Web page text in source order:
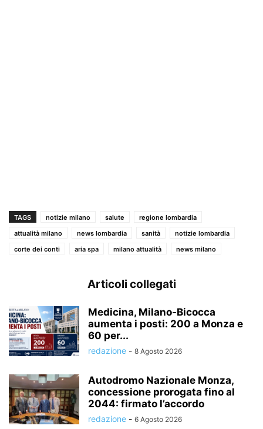
TAGS notizie milano salute
regione lombardia
attualità milano
news lombardia sanità
notizie lombardia
corte dei conti
aria spa milano attualità news milano
Articoli collegati
Medicina, Milano-Bicocca
aumenta i posti: 200 a Monza e
60 per...
redazione - 8 Agosto 2026
Autodromo Nazionale Monza,
concessione prorogata fino al
2044: firmato l’accordo
redazione - 6 Agosto 2026